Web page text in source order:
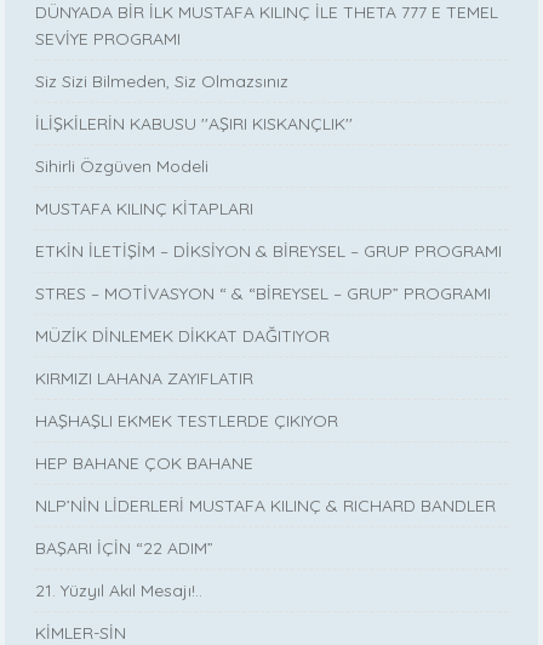
DÜNYADA BİR İLK MUSTAFA KILINÇ İLE THETA 777 E TEMEL
SEVİYE PROGRAMI
Siz Sizi Bilmeden, Siz Olmazsınız
İLİŞKİLERİN KABUSU ''AŞIRI KISKANÇLIK''
Sihirli Özgüven Modeli
MUSTAFA KILINÇ KİTAPLARI
ETKİN İLETİŞİM – DİKSİYON & BİREYSEL – GRUP PROGRAMI
STRES – MOTİVASYON “ & “BİREYSEL – GRUP” PROGRAMI
MÜZİK DİNLEMEK DİKKAT DAĞITIYOR
KIRMIZI LAHANA ZAYIFLATIR
HAŞHAŞLI EKMEK TESTLERDE ÇIKIYOR
HEP BAHANE ÇOK BAHANE
NLP’NİN LİDERLERİ MUSTAFA KILINÇ & RICHARD BANDLER
BAŞARI İÇİN “22 ADIM”
21. Yüzyıl Akıl Mesajı!..
KİMLER-SİN